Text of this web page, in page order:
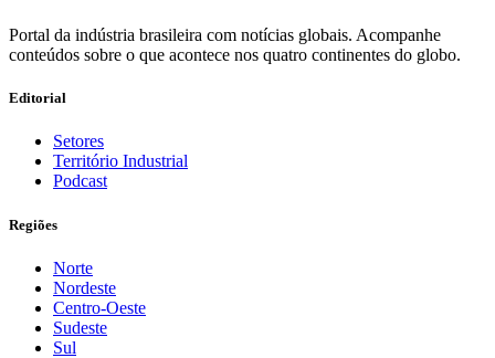
Portal da indústria brasileira com notícias globais. Acompanhe
conteúdos sobre o que acontece nos quatro continentes do globo.
Editorial
Setores
Território Industrial
Podcast
Regiões
Norte
Nordeste
Centro-Oeste
Sudeste
Sul